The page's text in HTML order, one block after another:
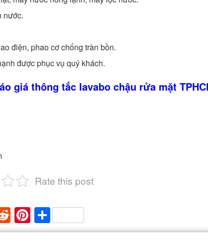
nước.
điện, phao cơ chống tràn bồn.
được phục vụ quý khách.
giá thông tắc lavabo chậu rửa mặt
Rate this post
Reddit
Pinterest
Share